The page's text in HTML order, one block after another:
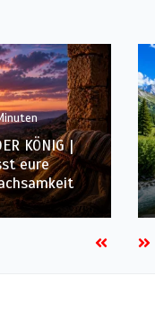
KÖNIG |
Herz:
Inneren